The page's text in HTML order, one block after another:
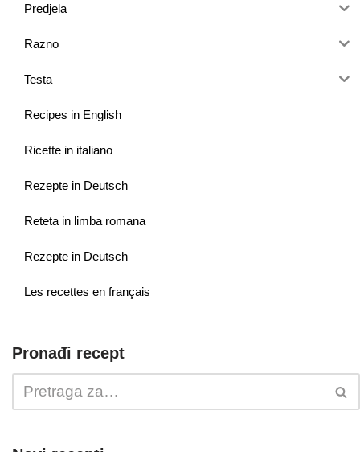
Predjela
Razno
Testa
Recipes in English
Ricette in italiano
Rezepte in Deutsch
Reteta in limba romana
Rezepte in Deutsch
Les recettes en français
Pronađi recept